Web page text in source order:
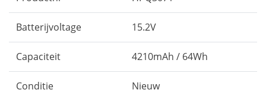
Batterijvoltage 15.2V
Capaciteit 4210mAh / 64Wh
Conditie Nieuw